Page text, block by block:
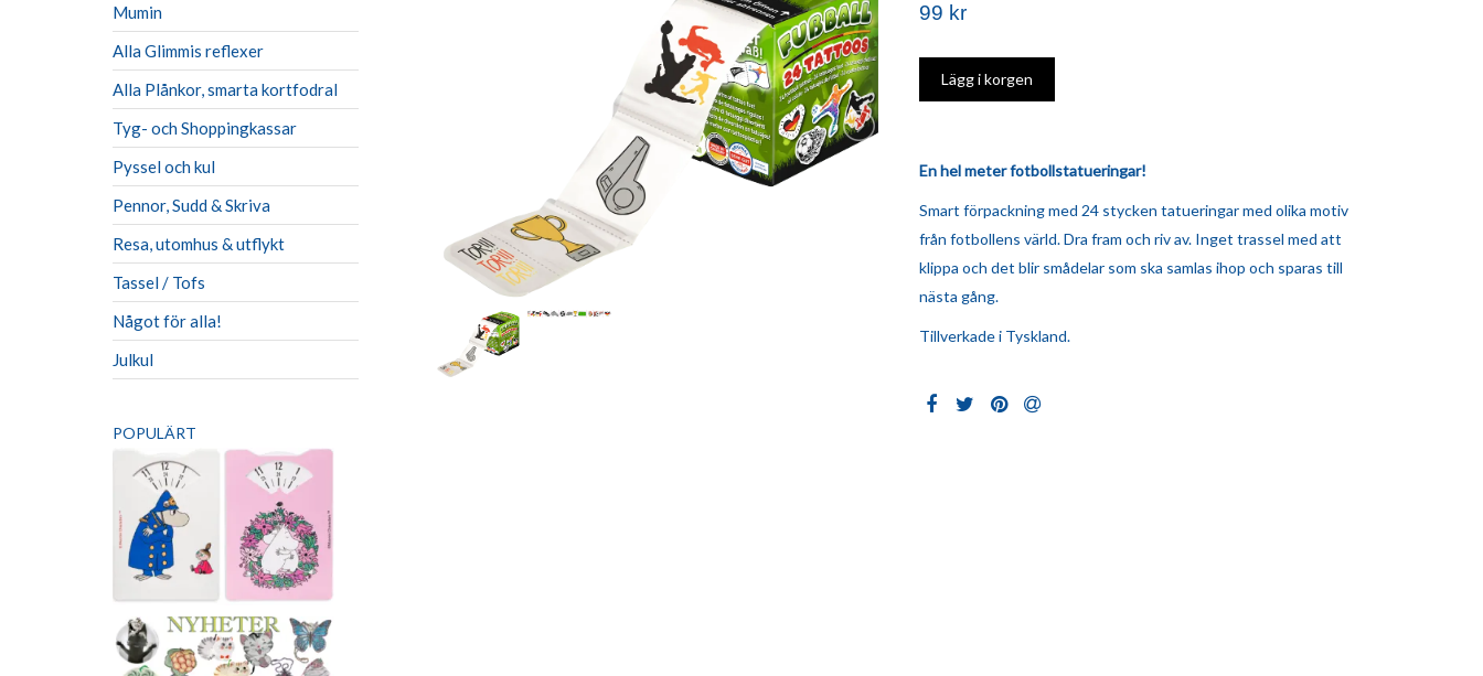
Mumin
Alla Glimmis reflexer
Alla Plånkor, smarta kortfodral
Tyg- och Shoppingkassar
Pyssel och kul
Pennor, Sudd & Skriva
Resa, utomhus & utflykt
Tassel / Tofs
Något för alla!
Julkul
POPULÄRT
99 kr
En hel meter fotbollstatueringar!
Smart förpackning med 24 stycken tatueringar med olika motiv
från fotbollens värld. Dra fram och riv av. Inget trassel med att
klippa och det blir smådelar som ska samlas ihop och sparas till
nästa gång.
Tillverkade i Tyskland.